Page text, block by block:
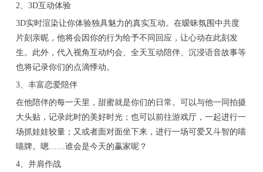
2、3D互动体验
3D实时渲染让你体验独具魅力的真实互动。在暧昧氛围中共度
片刻亲昵，他将会因你的行为给予不同回应，让心动在此刻发
生。此外，代入视角互动约会、全天互动陪伴、沉浸语音故事等
也将记录你们的点滴悸动。
3、丰富恋爱陪伴
在他陪伴的每一天里，甜蜜就是你们的日常。可以与他一同拍摄
大头贴，记录此时的美好时光；也可以前往游戏厅，一起进行一
场抓娃娃较量；又或者面对面坐下来，进行一场可爱又斗智的喵
喵牌。嗯……谁会是今天的赢家呢？
4、并肩作战